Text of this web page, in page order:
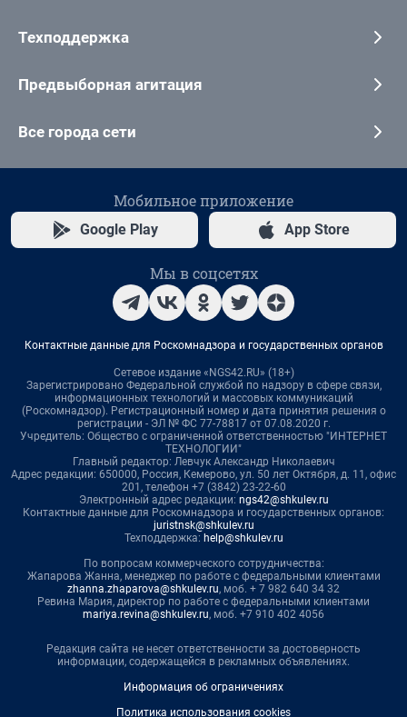
Техподдержка
Предвыборная агитация
Все города сети
Мобильное приложение
Google Play App Store
Мы в соцсетях
Контактные данные для Роскомнадзора и государственных органов
Сетевое издание «NGS42.RU» (18+)
Зарегистрировано Федеральной службой по надзору в сфере связи,
информационных технологий и массовых коммуникаций
(Роскомнадзор). Регистрационный номер и дата принятия решения о
регистрации - ЭЛ № ФС 77-78817 от 07.08.2020 г.
Учредитель: Общество с ограниченной ответственностью "ИНТЕРНЕТ
ТЕХНОЛОГИИ"
Главный редактор: Левчук Александр Николаевич
Адрес редакции: 650000, Россия, Кемерово, ул. 50 лет Октября, д. 11, офис
201, телефон +7 (3842) 23-22-60
Электронный адрес редакции: ngs42@shkulev.ru
Контактные данные для Роскомнадзора и государственных органов:
juristnsk@shkulev.ru
Техподдержка: help@shkulev.ru
По вопросам коммерческого сотрудничества:
Жапарова Жанна, менеджер по работе с федеральными клиентами
zhanna.zhaparova@shkulev.ru, моб. + 7 982 640 34 32
Ревина Мария, директор по работе с федеральными клиентами
mariya.revina@shkulev.ru, моб. +7 910 402 4056
Редакция сайта не несет ответственности за достоверность
информации, содержащейся в рекламных объявлениях.
Информация об ограничениях
Политика использования cookies